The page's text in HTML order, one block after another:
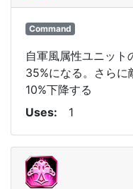
Command
自軍風属性ユニット
35%になる。さらに
10%下降する
Uses
1